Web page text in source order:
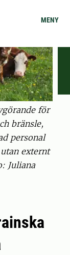
MENY
för
bränsle,
personal
externt
Juliana